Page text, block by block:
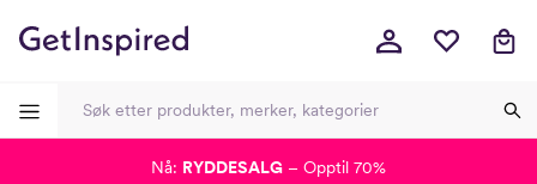
Nå: RYDDESALG – Opptil 70%
-
-
-
-